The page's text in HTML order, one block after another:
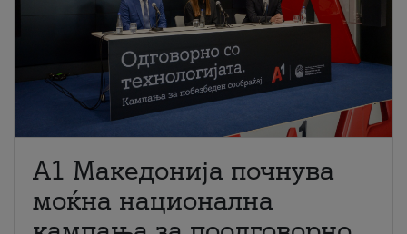
A1 Македонија почнува
моќна национална